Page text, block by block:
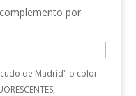
por
de Madrid" o color